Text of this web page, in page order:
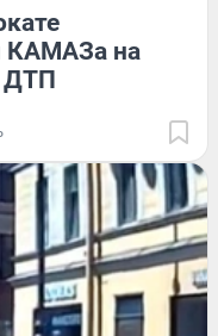
КАМАЗа на
ДТП